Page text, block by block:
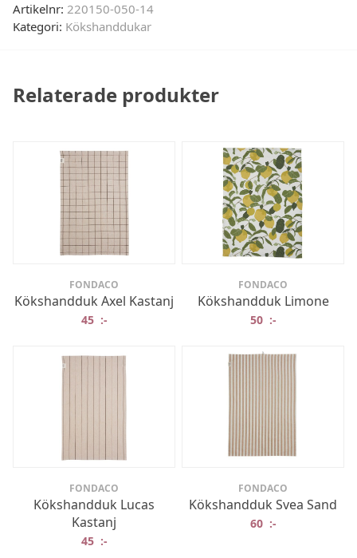
Artikelnr: 220150-050-14
Kategori: Kökshanddukar
Relaterade produkter
FONDACO
Kökshandduk Axel Kastanj
45 :-
FONDACO
Kökshandduk Limone
50 :-
FONDACO
Kökshandduk Lucas
Kastanj
45 :-
FONDACO
Kökshandduk Svea Sand
60 :-